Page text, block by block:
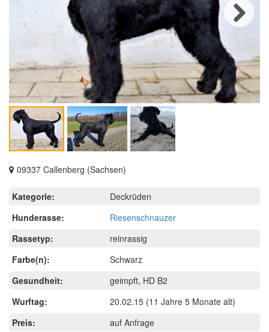
09337 Callenberg (Sachsen)
Kategorie:
Deckrüden
Hunderasse:
Riesenschnauzer
Rassetyp:
reinrassig
Farbe(n):
Schwarz
Gesundheit:
geimpft, HD B2
Wurftag:
20.02.15 (11 Jahre 5 Monate alt)
Preis:
auf Anfrage